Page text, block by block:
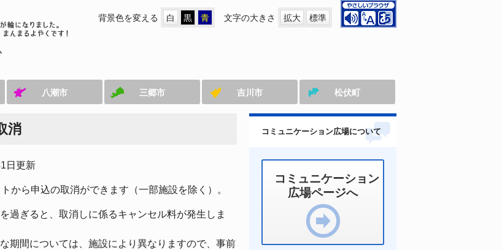
背景色を変える 白 黒 青 文字の大きさ 拡大 標準
八潮市 三郷市 吉川市 松伏町
コミュニケーション広場について
コミュニケーション
広場ページへ
消
日更新
から申込の取消ができます（一部施設を除く）。
過ぎると、取消しに係るキャンセル料が発生しま
期間については、施設により異なりますので、事前